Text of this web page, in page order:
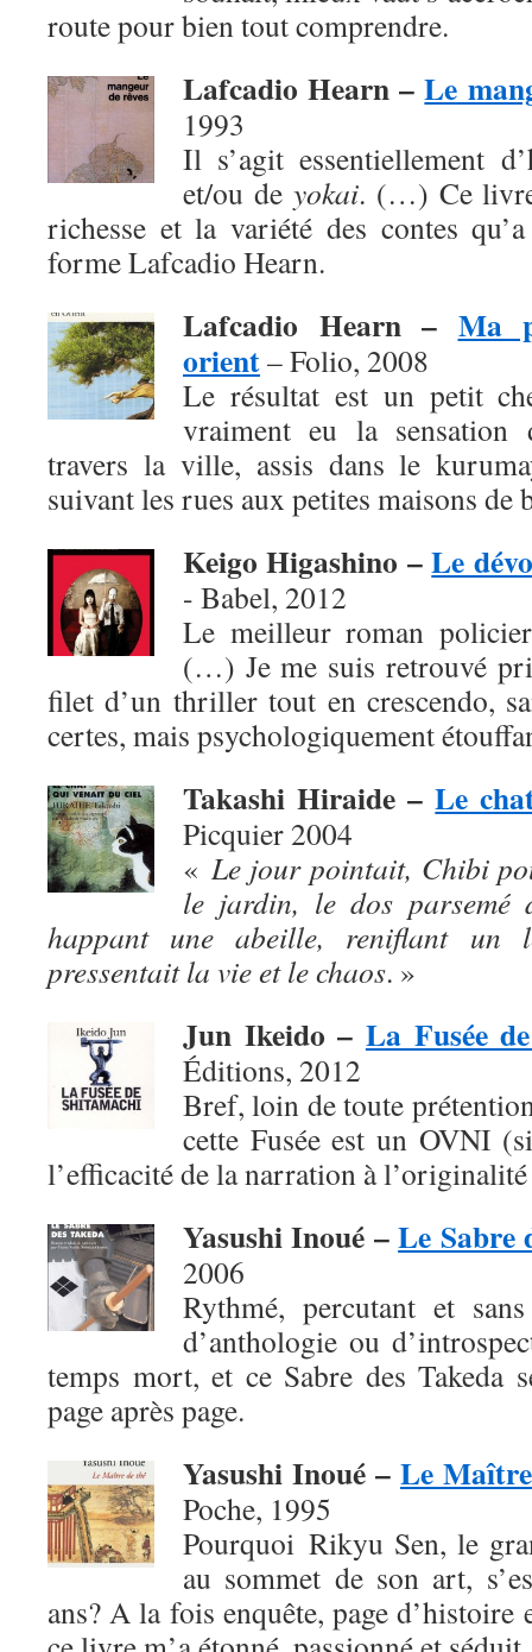
route pour bien tout comprendre.
Lafcadio Hearn –Le
1993
Il s’agit essentiellement
et/ou de yokai. (…) Ce
richesse et la variété des contes
forme Lafcadio Hearn.
Lafcadio Hearn – Ma
orient– Folio, 2008
Le résultat est un petit
vraiment eu la sensation
travers la ville, assis dans le
suivant les rues aux petites maisons de
Keigo Higashino –Le
- Babel, 2012
Le meilleur roman
(…) Je me suis retrouvé
filet d’un thriller tout en crescendo,
certes, mais psychologiquement
Takashi Hiraide –Le
Picquier 2004
« Le jour pointait, Chibi
le jardin, le dos parsemé
happant une abeille, reniflant un
pressentait la vie et le chaos. »
Jun Ikeido – La Fusée
Éditions, 2012
Bref, loin de toute
cette Fusée est un OVNI
l’efficacité de la narration à
Yasushi Inoué –Le Sabre
2006
Rythmé, percutant et
d’anthologie ou
temps mort, et ce Sabre des Takeda
page après page.
Yasushi Inoué – Le
Poche, 1995
Pourquoi Rikyu Sen, le
au sommet de son art,
ans? A la fois enquête, page